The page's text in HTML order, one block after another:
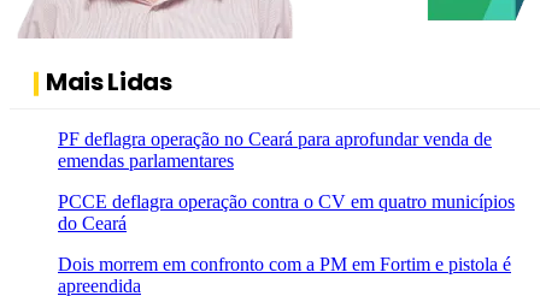
Mais Lidas
PF deflagra operação no Ceará para aprofundar venda de
emendas parlamentares
PCCE deflagra operação contra o CV em quatro municípios
do Ceará
Dois morrem em confronto com a PM em Fortim e pistola é
apreendida